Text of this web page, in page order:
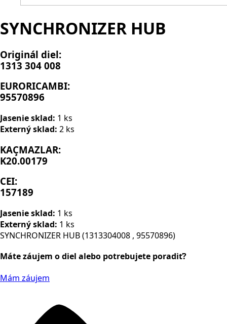
SYNCHRONIZER HUB
Originál diel:
1313 304 008
EURORICAMBI:
95570896
Jasenie sklad: 1 ks
Externý sklad: 2 ks
KAÇMAZLAR:
K20.00179
CEI:
157189
Jasenie sklad: 1 ks
Externý sklad: 1 ks
SYNCHRONIZER HUB (1313304008 , 95570896)
Máte záujem o diel alebo potrebujete poradiť?
Mám záujem